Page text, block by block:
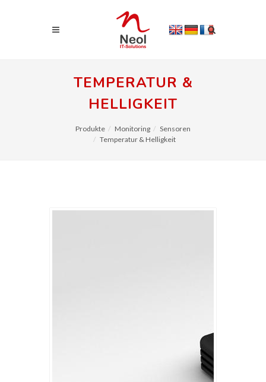
TEMPERATUR &
HELLIGKEIT
Produkte Monitoring
Sensoren
Temperatur & Helligkeit